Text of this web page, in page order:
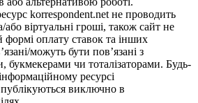
korrespondent.net не проводить
або віртуальні гроші, також сайт не
формі оплату ставок та інших
можуть бути пов’язані з
букмекерами чи тоталізаторами. Будь-
ресурсі
виключно в